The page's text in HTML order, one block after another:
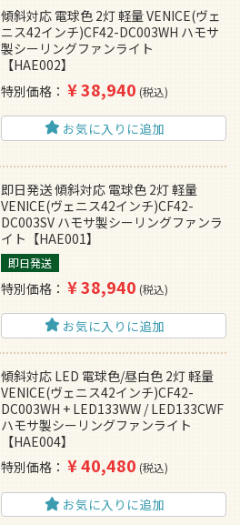
傾斜対応 電球色 2灯 軽量 VENICE(ヴェ
ニス42インチ)CF42-DC003WH ハモサ
製シーリングファンライト
【HAE002】
特別価格
¥38,940 税込
お気に入りに追加
即日発送 傾斜対応 電球色 2灯 軽量
VENICE(ヴェニス42インチ)CF42-
DC003SV ハモサ製シーリングファンラ
イト【HAE001】
即日発送
特別価格 ¥38,940 税込
お気に入りに追加
傾斜対応 LED 電球色/昼白色 2灯 軽量
VENICE(ヴェニス42インチ)CF42-
DC003WH + LED133WW / LED133CWF
ハモサ製シーリングファンライト
【HAE004】
特別価格
¥40,480 税込
お気に入りに追加